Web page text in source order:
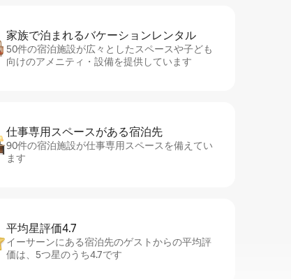
家族で泊まれるバ⁠ケ⁠ー⁠シ⁠ョ⁠ンレ⁠ン⁠タ⁠ル
50件の宿泊施設が広々としたスペースや子ども
向けのアメニティ・設備を提供しています
仕事専用ス⁠ペ⁠ー⁠スがあ⁠る宿⁠泊⁠先
90件の宿泊施設が仕事専用スペースを備えてい
ます
平均星評価4.7
イーサーンにある宿泊先のゲストからの平均評
価は、5つ星のうち4.7です